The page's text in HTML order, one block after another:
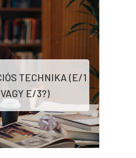
TECHNIKA (E/1
VAGY E/3?)